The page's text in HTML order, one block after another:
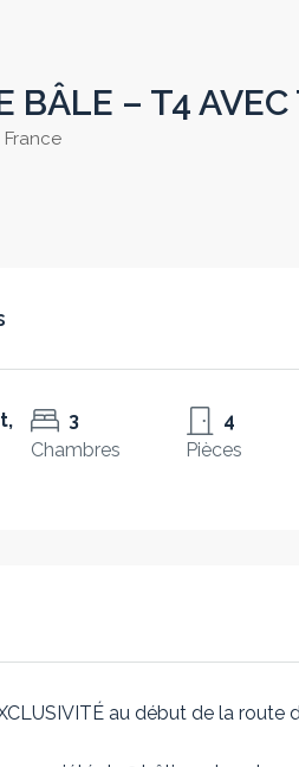
BÂLE – T4 AVEC
France
3
Chambres
4
Pièces
au début de la route